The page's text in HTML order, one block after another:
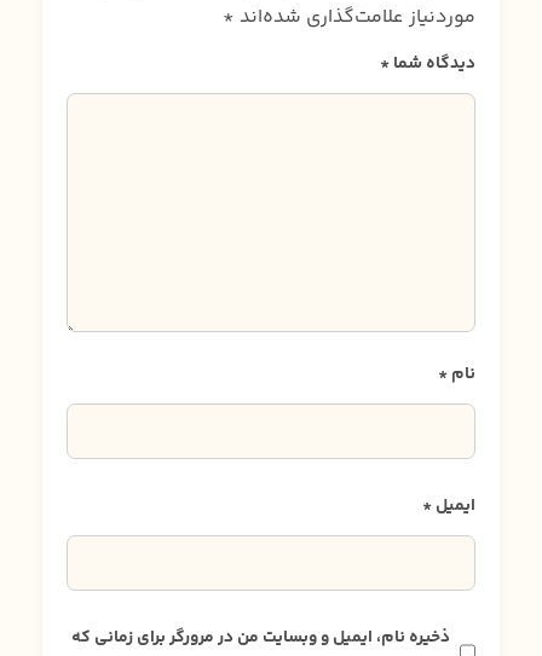
موردنیاز علامت‌گذاری شده‌اند *
دیدگاه شما*
نام*
ایمیل*
ذخیره نام، ایمیل و وبسایت من در مرورگر برای زمانی که